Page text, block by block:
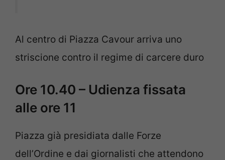
Al centro di Piazza Cavour arriva uno
striscione contro il regime di carcere duro
Ore 10.40 – Udienza fissata
alle ore 11
Piazza già presidiata dalle Forze
dell’Ordine e dai giornalisti che attendono